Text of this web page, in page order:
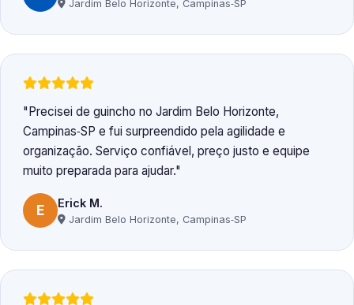
Jardim Belo Horizonte, Campinas‑SP
Precisei de guincho no Jardim Belo Horizonte,
Campinas‑SP e fui surpreendido pela agilidade e
organização. Serviço confiável, preço justo e equipe
muito preparada para ajudar.
E Erick M.
Jardim Belo Horizonte, Campinas‑SP